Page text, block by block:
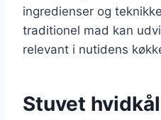
ingredienser og
traditionel mad kan
relevant i nutidens
Stuvet